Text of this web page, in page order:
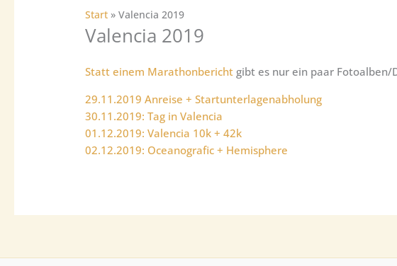
Start Valencia 2019
Valencia 2019
Statt einem Marathonbericht gibt es nur ein paar Fotoalben/
29.11.2019 Anreise + Startunterlagenabholung
30.11.2019: Tag in Valencia
01.12.2019: Valencia 10k + 42k
02.12.2019: Oceanografic + Hemisphere